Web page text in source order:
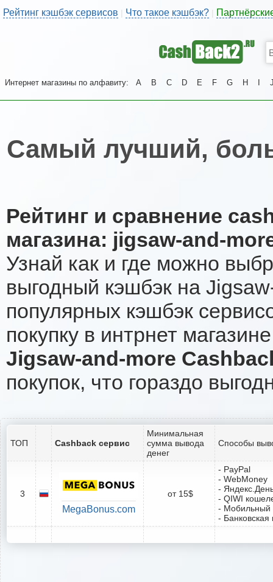
Рейтинг кэшбэк сервисов | Что такое кэшбэк?
Интернет магазины по алфавиту: A B C D E F G H
Самый лучший,
Рейтинг и сравнение
магазина: jigsaw-and-
Узнай как и где можно
выгодный кэшбэк на
популярных кэшбэк
покупку в интрнет
Jigsaw-and-more
покупок, что гораздо
ТОП Cashback сервис
Минимальная
сумма вывода
денег
Способы
3
MegaBonus.com
от 15$
- PayPal
- WebMoney
-
- QIWI
- Мобильный
- Банковская